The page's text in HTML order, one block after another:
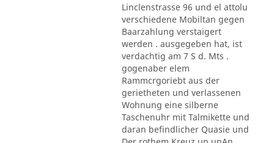
Linclenstrasse 96 und el attolu
verschiedene Mobiltan gegen
Baarzahlung verstaigert
werden . ausgegeben hat, ist
verdachtig am 7 S d. Mts .
gogenaber elem
Rammcrgoriebt aus der
gerietheten und verlassenen
Wohnung eine silberne
Taschenuhr mit Talmikette und
daran befindlicher Quasie und